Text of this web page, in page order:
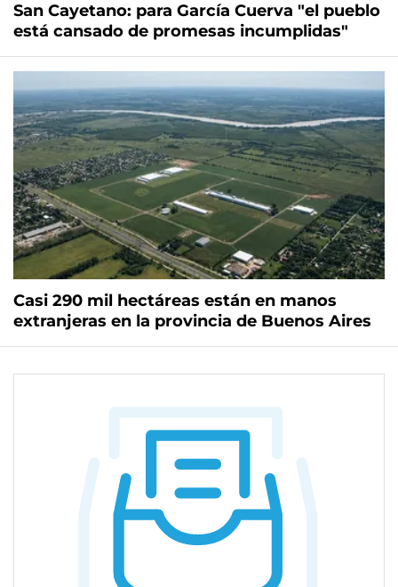
San Cayetano: para García Cuerva "el pueblo
está cansado de promesas incumplidas"
Casi 290 mil hectáreas están en manos
extranjeras en la provincia de Buenos Aires